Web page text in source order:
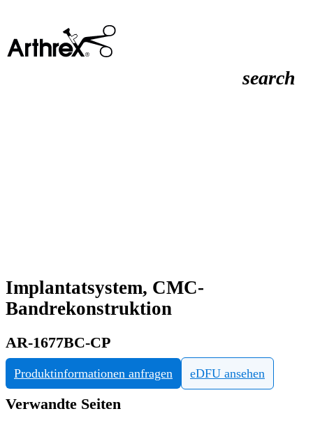
search
Implantatsystem, CMC-
Bandrekonstruktion
AR-1677BC-CP
Produktinformationen anfragen eDFU ansehen
Verwandte Seiten